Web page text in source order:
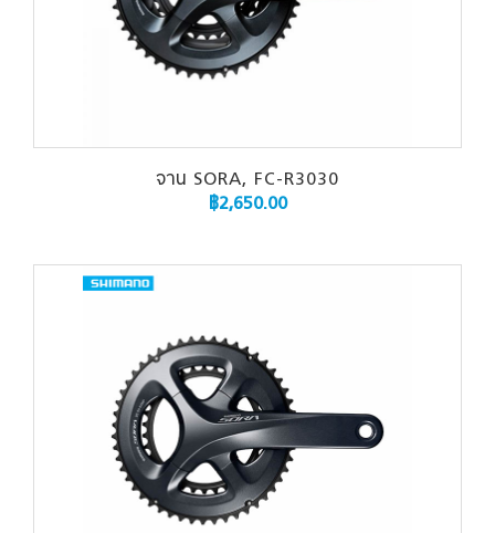
จาน SORA, FC-R3030
฿2,650.00